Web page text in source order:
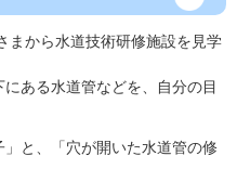
まから水道技術研修施設を見学
ある水道管などを、自分の目
と、「穴が開いた水道管の修